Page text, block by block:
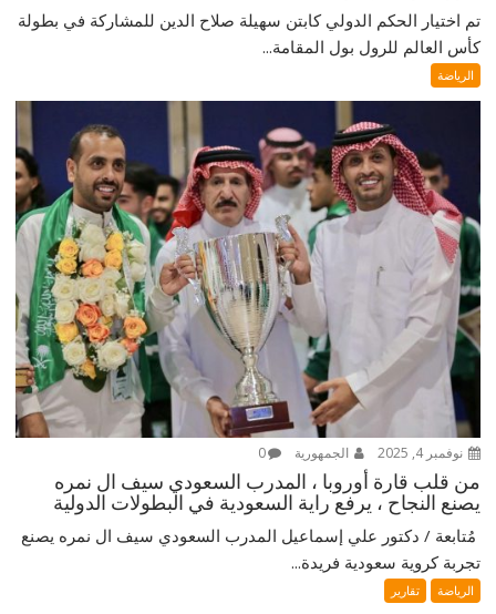
تم اختيار الحكم الدولي كابتن سهيلة صلاح الدين للمشاركة في بطولة
كأس العالم للرول بول المقامة...
الرياضة
نوفمبر 4, 2025 الجمهورية 0
من قلب قارة أوروبا ، المدرب السعودي سيف ال نمره
يصنع النجاح ، يرفع راية السعودية في البطولات الدولية
‎ مُتابعة / دكتور علي إسماعيل ‎المدرب السعودي سيف ال نمره يصنع
تجربة كروية سعودية فريدة...
الرياضة تقارير